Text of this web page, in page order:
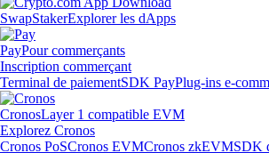
SwapStakerExplorer les dApps
PayPour commerçants
Inscription commerçant
Terminal de paiementSDK PayPlug-ins e-
CronosLayer 1 compatible EVM
Explorez Cronos
Cronos PoSCronos EVMCronos zkEVMSDK